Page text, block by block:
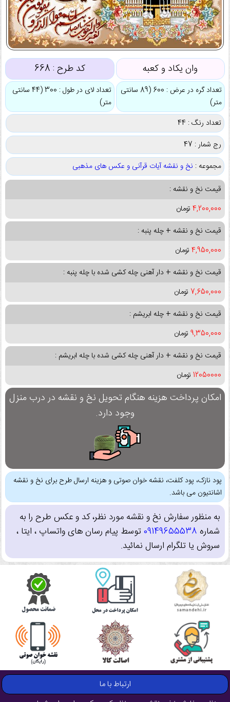
وان یکاد و کعبه کد طرح : 668
تعداد گره در عرض : 600 (89 سانتی
متر)
تعداد لای در طول : 300 (44 سانتی
متر)
تعداد رنگ : 44
رج شمار : 47
مجموعه : نخ و نقشه آیات قرآنی و عکس های مذهبی
قیمت نخ و نقشه :
4,200,000 تومان
قیمت نخ و نقشه + چله پنبه :
4,950,000 تومان
قیمت نخ و نقشه + دار آهنی چله کشی شده با چله پنبه :
7,650,000 تومان
قیمت نخ و نقشه + چله ابریشم :
9,350,000 تومان
قیمت نخ و نقشه + دار آهنی چله کشی شده با چله ابریشم :
12050000 تومان
امکان پرداخت هزینه هنگام تحویل نخ و نقشه در درب منزل
وجود دارد.
پود نازک، پود کلفت، نقشه خوان صوتی و هزینه ارسال طرح برای نخ و نقشه
اشانتیون می باشد.
به منظور سفارش نخ و نقشه مورد نظر، کد و عکس طرح را به
شماره 09149655538توسط پیام رسان های واتساپ ، ایتا ،
سروش یا تلگرام ارسال نمائید.
ارتباط با ما